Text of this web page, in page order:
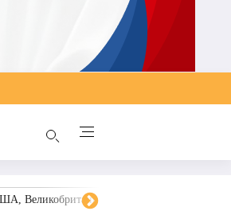
Великобритания, Украина, Запад,